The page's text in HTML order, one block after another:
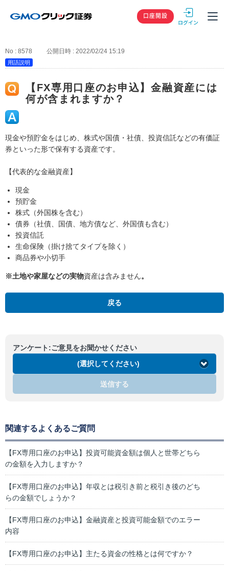
GMOクリック
口座開設
No : 8578 公開日時 : 2022/02/24 15:19
用語説明
【FX専用口座のお申込】金融資産には
何が含まれますか？
現金や預貯金をはじめ、株式や国債・社債、投資信託などの有価証
券といった形で保有する資産です。
【代表的な金融資産】
現金
預貯金
株式（外国株を含む）
債券（社債、国債、地方債など、外国債も含む）
投資信託
生命保険（掛け捨てタイプを除く）
商品券や小切手
※土地や家屋などの実物資産は含みません。
戻る
アンケート:ご意見をお聞かせください
(選択してください)
送信する
関連するよくあるご質問
【FX専用口座のお申込】投資可能資金額は個人と世帯どちら
の金額を入力しますか？
【FX専用口座のお申込】年収とは税引き前と税引き後のどち
らの金額でしょうか？
【FX専用口座のお申込】金融資産と投資可能金額でのエラー
内容
【FX専用口座のお申込】主たる資金の性格とは何ですか？